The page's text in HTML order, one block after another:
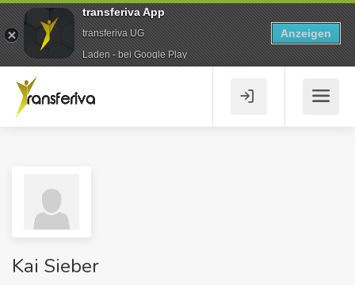
Kai Sieber
transferiva App
transferiva UG
Laden - bei Google Play
Anzeigen